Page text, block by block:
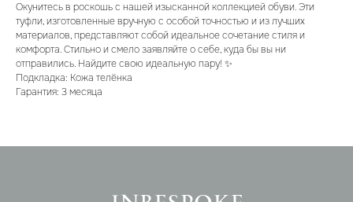
Окунитесь в роскошь с нашей изысканной коллекцией обуви. Эти
туфли, изготовленные вручную с особой точностью и из лучших
материалов, представляют собой идеальное сочетание стиля и
комфорта. Стильно и смело заявляйте о себе, куда бы вы ни
отправились. Найдите свою идеальную пару! ✨
Подкладка: Кожа телёнка
Гарантия: 3 месяца